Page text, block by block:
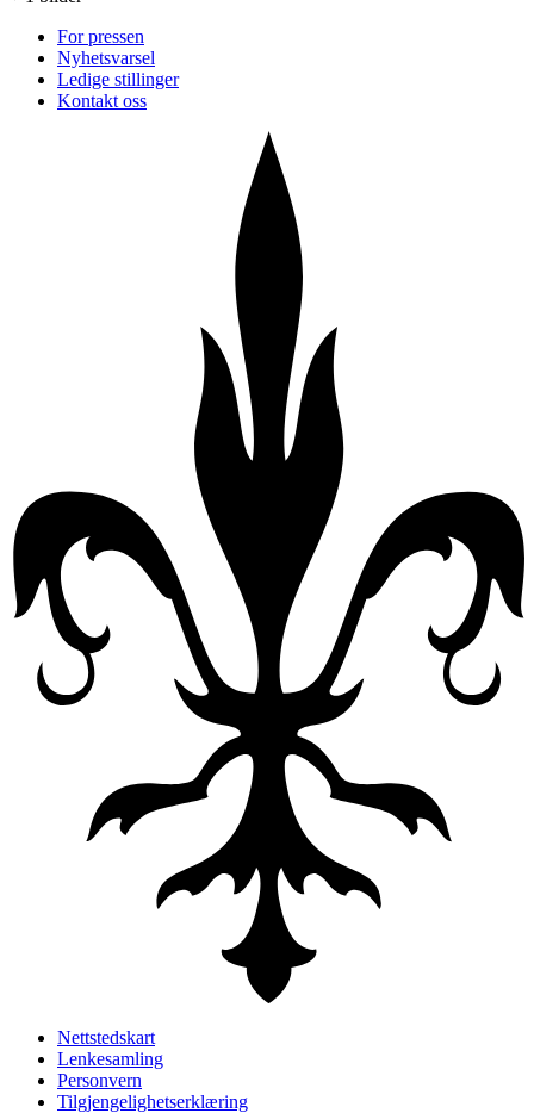
For pressen
Nyhetsvarsel
Ledige stillinger
Kontakt oss
Nettstedskart
Lenkesamling
Personvern
Tilgjengelighetserklæring